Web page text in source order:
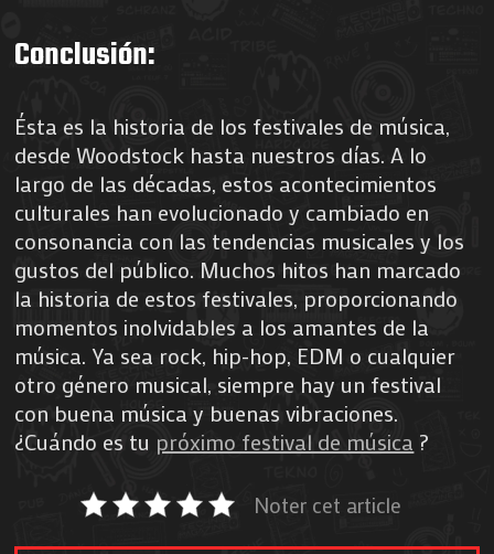
Conclusión:
Ésta es la historia de los festivales de música,
desde Woodstock hasta nuestros días. A lo
largo de las décadas, estos acontecimientos
culturales han evolucionado y cambiado en
consonancia con las tendencias musicales y los
gustos del público. Muchos hitos han marcado
la historia de estos festivales, proporcionando
momentos inolvidables a los amantes de la
música. Ya sea rock, hip-hop, EDM o cualquier
otro género musical, siempre hay un festival
con buena música y buenas vibraciones.
¿Cuándo es tu próximo festival de música ?
Noter cet article